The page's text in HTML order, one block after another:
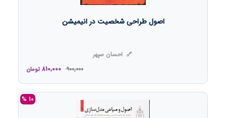
اصول طراحی شخصیت در انیمیشن
احسان سپهر
900,000
810,000 تومان
10 %